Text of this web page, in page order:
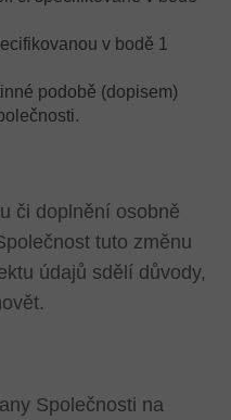
v bodě 1
podobě (dopisem)
či doplnění osobně
tuto změnu
údajů sdělí důvody,
Společnosti na